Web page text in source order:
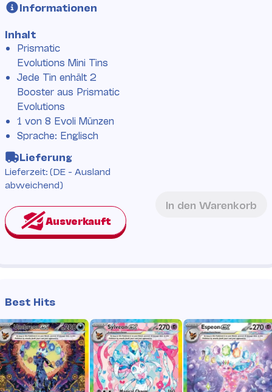
Best Hits
Inhalt
Prismatic
Evolutions Mini Tins
Jede Tin enhält 2
Booster aus Prismatic
Evolutions
1 von 8 Evoli Münzen
Sprache: Englisch
In den Warenkorb
Informationen
Lieferung
Lieferzeit: (DE - Ausland
abweichend)